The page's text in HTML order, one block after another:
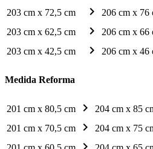
203 cm x 72,5 cm
chevron_right
206 cm x 76
203 cm x 62,5 cm
chevron_right
206 cm x 66
203 cm x 42,5 cm
chevron_right 206 cm x 46
Medida Reforma
201 cm x 80,5 cm chevron_right
204 cm x 85
201 cm x 70,5 cm
chevron_right
204 cm x 75